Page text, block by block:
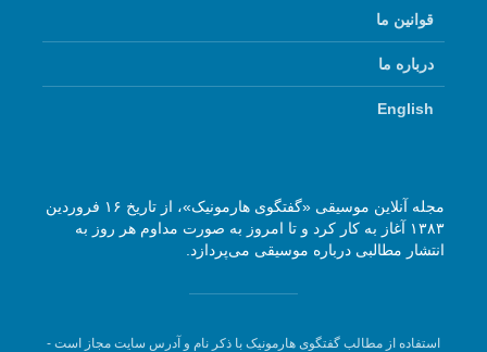
قوانین ما
درباره ما
English
مجله آنلاین موسیقی «گفتگوی هارمونیک»، از تاریخ ۱۶ فروردین
۱۳۸۳ آغاز به کار کرد و تا امروز به صورت مداوم هر روز به
انتشار مطالبی درباره موسیقی می‌پردازد.
استفاده از مطالب گفتگوی هارمونیک با ذکر نام و آدرس سایت مجاز است -